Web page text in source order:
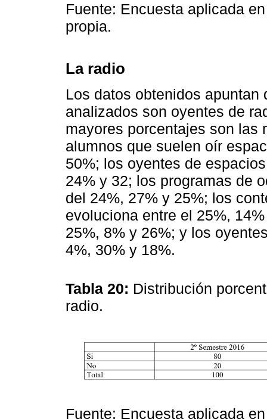
Fuente: Encuesta aplicada
propia.
La radio
Los datos obtenidos
analizados son oyentes de
mayores porcentajes son las
alumnos que suelen oír
50%; los oyentes de
24% y 32; los programas de
del 24%, 27% y 25%; los
evoluciona entre el 25%,
25%, 8% y 26%; y los
4%, 30% y 18%.
Tabla 20: Distribución
radio.
Fuente: Encuesta aplicada